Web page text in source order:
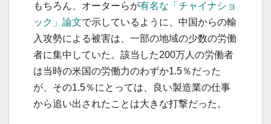
もちろん、オーターらが有名な「チャイナショ
ック」論文で示しているように、中国からの輸
入攻勢による被害は、一部の地域の少数の労働
者に集中していた。該当した200万人の労働者
は当時の米国の労働力のわずか1.5％だった
が、その1.5％にとっては、良い製造業の仕事
から追い出されたことは大きな打撃だった。